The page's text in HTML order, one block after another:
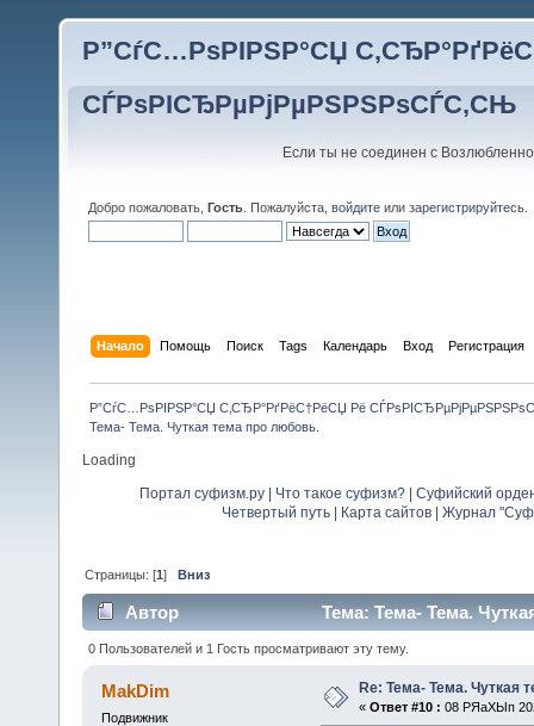
Р”СѓС…РѕРІРЅР°СЏ
СЃРѕРІСЂРµРјРµРЅРЅРѕСЃС‚СЊ
Если ты не соединен с
Добро пожаловать, Гость . Пожалуйста, войдите или зарегистрируйтесь
Начало Помощь Поиск Tags Календарь Вход Регистрация
Р”СѓС…РѕРІРЅР°СЏ С‚СЂР°РґРёС†РёСЏ Рё
Тема- Тема. Чуткая тема про любовь.
Loading
Портал суфизм.ру Что такое суфизм?
Суфийский
Четвертый путь| Карта сайтов| Журнал
Страницы: [1] Вниз
Автор Тема: Тема- Тема.
0 Пользователей и 1 Гость просматривают эту тему.
MakDim
Подвижник
Re: Тема- Тема. Чуткая
« Ответ #10 : 08 РЯаХЫп